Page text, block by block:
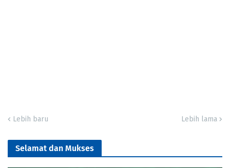
Lebih baru Lebih lama
Selamat dan Mukses